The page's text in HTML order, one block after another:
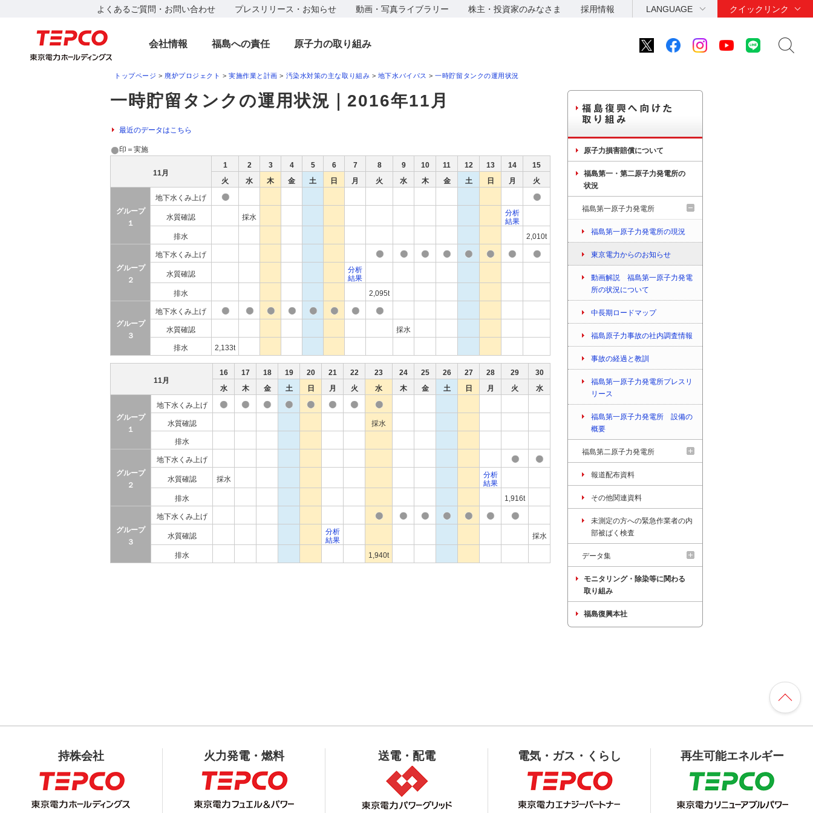
よくあるご質問・お問い合わせ プレスリリース・お知らせ 動画・写真ライブラリー 株主・投資家のみなさま 採用情報 LANGUAGE クイックリンク
会社情報 福島への責任 原子力の取り組み
トップページ > 廃炉プロジェクト >実施作業と計画 > 汚染水対策の主な取り組み > 地下水バイパス >一時貯留タンクの運用状況
一時貯留タンクの運用状況｜2016年11月
最近のデータはこちら
印＝実施
11月
1 2 3 4 5 6 7 8 9 10 11 12 13 14
15
火
水 木 金 土 日 月 火 水 木 金 土 日 月 火
グループ
１
地下水くみ上げ
水質確認 採水
分析
結果
排水
2,010t
グループ
２
地下水くみ上げ
水質確認
分析
結果
排水
2,095t
グループ
３
地下水くみ上げ
水質確認 採水
排水 2,133t
11月
16 17 18 19 20 21 22 23 24 25 26 27 28 29
30
水
木 金 土 日 月 火 水 木 金 土 日 月 火 水
グループ
１
地下水くみ上げ
水質確認 採水
排水
グループ
２
地下水くみ上げ
水質確認 採水
分析
結果
排水
1,916t
グループ
３
地下水くみ上げ
水質確認
分析
結果
採水
排水 1,940t
原子力損害賠償について
福島第一・第二原子力発電所の
状況
福島第一原子力発電所
福島第一原子力発電所の現況
東京電力からのお知らせ
動画解説 福島第一原子力発電
所の状況について
中長期ロードマップ
福島原子力事故の社内調査情報
事故の経過と教訓
福島第一原子力発電所プレスリ
リース
福島第一原子力発電所 設備の
概要
福島第二原子力発電所
報道配布資料
その他関連資料
未測定の方への緊急作業者の内
部被ばく検査
データ集
モニタリング・除染等に関わる
取り組み
福島復興本社
持株会社 火力発電・燃料 送電・配電 電気・ガス・くらし 再生可能エネルギー